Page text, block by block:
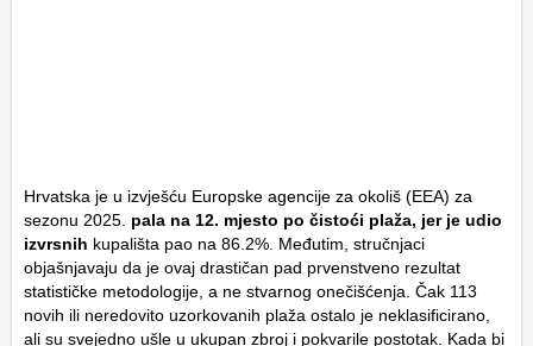
Hrvatska je u izvješću Europske agencije za okoliš (EEA) za
sezonu 2025. pala na 12. mjesto po čistoći plaža, jer je udio
izvrsnih kupališta pao na 86.2%. Međutim, stručnjaci
objašnjavaju da je ovaj drastičan pad prvenstveno rezultat
statističke metodologije, a ne stvarnog onečišćenja. Čak 113
novih ili neredovito uzorkovanih plaža ostalo je neklasificirano,
ali su svejedno ušle u ukupan zbroj i pokvarile postotak. Kada bi